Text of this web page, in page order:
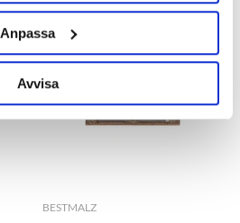
Anpassa
Avvisa
BESTMALZ